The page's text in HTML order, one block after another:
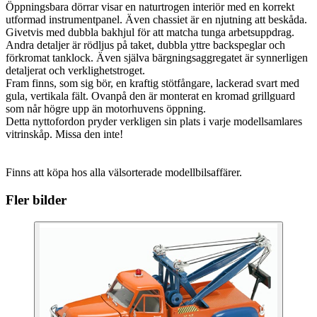
Öppningsbara dörrar visar en naturtrogen interiör med en korrekt
utformad instrumentpanel. Även chassiet är en njutning att beskåda.
Givetvis med dubbla bakhjul för att matcha tunga arbetsuppdrag.
Andra detaljer är rödljus på taket, dubbla yttre backspeglar och
förkromat tanklock. Även själva bärgningsaggregatet är synnerligen
detaljerat och verklighetstroget.
Fram finns, som sig bör, en kraftig stötfångare, lackerad svart med
gula, vertikala fält. Ovanpå den är monterat en kromad grillguard
som når högre upp än motorhuvens öppning.
Detta nyttofordon pryder verkligen sin plats i varje modellsamlares
vitrinskåp. Missa den inte!
Finns att köpa hos alla välsorterade modellbilsaffärer.
Fler bilder